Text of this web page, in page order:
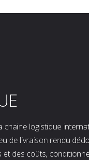
logistique
de livraison rendu
des coûts,